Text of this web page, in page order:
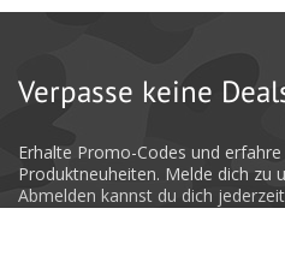
Verpasse keine
Erhalte Promo-Codes und
Produktneuheiten. Melde dich zu
Abmelden kannst du dich